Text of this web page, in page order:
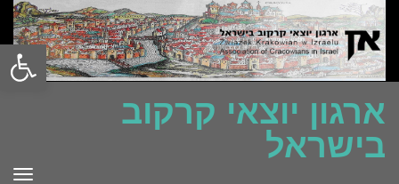
פתח
ארגון יוצאי קרקוב
בישראל